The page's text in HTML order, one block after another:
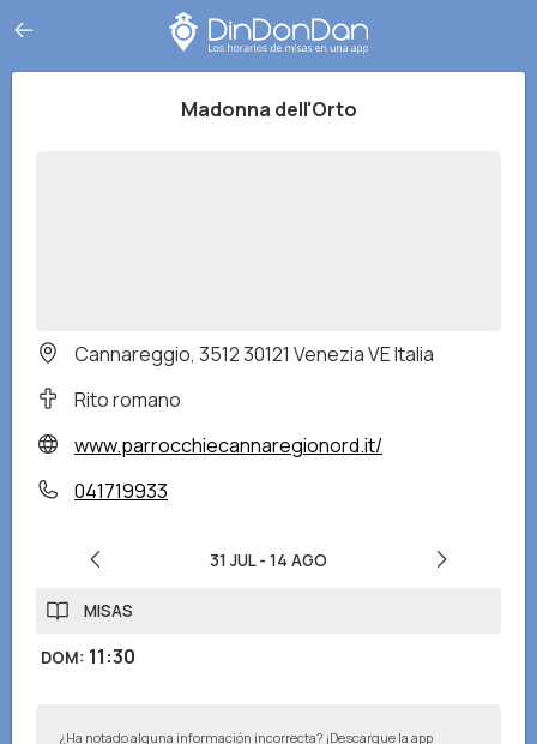
Madonna dell'Orto
Cannareggio, 3512 30121 Venezia VE Italia
Rito romano
www.parrocchiecannaregionord.it/
041719933
31 JUL- 14 AGO
MISAS
DOM: 11:30
¿Ha notado alguna información incorrecta? ¡Descargue la app